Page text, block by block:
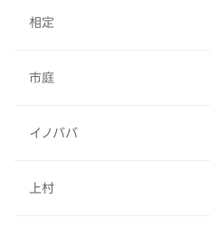
相定
市庭
イノババ
上村